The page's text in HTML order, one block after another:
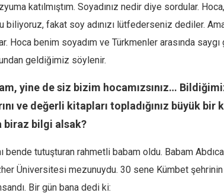
katılmıştım. Soyadınız nedir diye sordular.
biliyoruz, fakat soy adınızı lütfederseniz dediler.
Hoca benim soyadım ve Türkmenler arasında
geldiğimiz söylenir.
yine de siz bizim hocamızsınız…
ve değerli kitapları topladığınız büyük bir
biraz bilgi alsak?
bende tutuşturan rahmetli babam oldu. Babam
Üniversitesi mezunuydu. 30 sene Kümbet şehrinin
Bir gün bana dedi ki: